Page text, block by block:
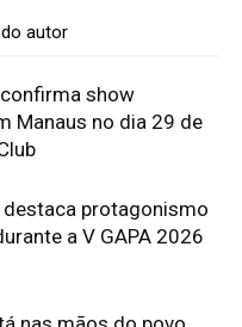
autor
show
Manaus no dia 29 de
destaca protagonismo
a V GAPA 2026